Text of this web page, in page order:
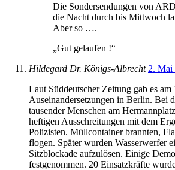
Die Sondersendungen von
die Nacht durch bis Mittwoch
Aber so ….
„Gut gelaufen !“
Hildegard Dr. Königs-Albrecht 2. Mai
Laut Süddeutscher Zeitung gab es
Auseinandersetzungen in Berlin. Bei
tausender Menschen am
heftigen Ausschreitungen mit dem
Polizisten. Müllcontainer brannten,
flogen. Später wurden Wasserwerfer
Sitzblockade aufzulösen. Einige
festgenommen. 20 Einsatzkräfte